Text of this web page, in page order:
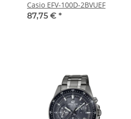
Casio EFV-100D-2BVUEF
87,75 € *